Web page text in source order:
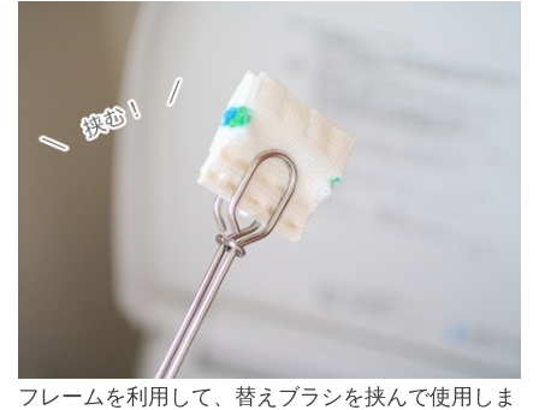
フレームを利用して、替えブラシを挟んで使用しま